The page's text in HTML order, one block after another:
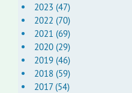
2023 (47)
2022 (70)
2021 (69)
2020 (29)
2019 (46)
2018 (59)
2017 (54)